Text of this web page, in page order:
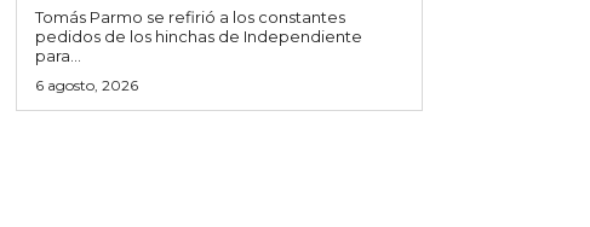
Tomás Parmo se refirió a los constantes
pedidos de los hinchas de Independiente
para...
6 agosto, 2026